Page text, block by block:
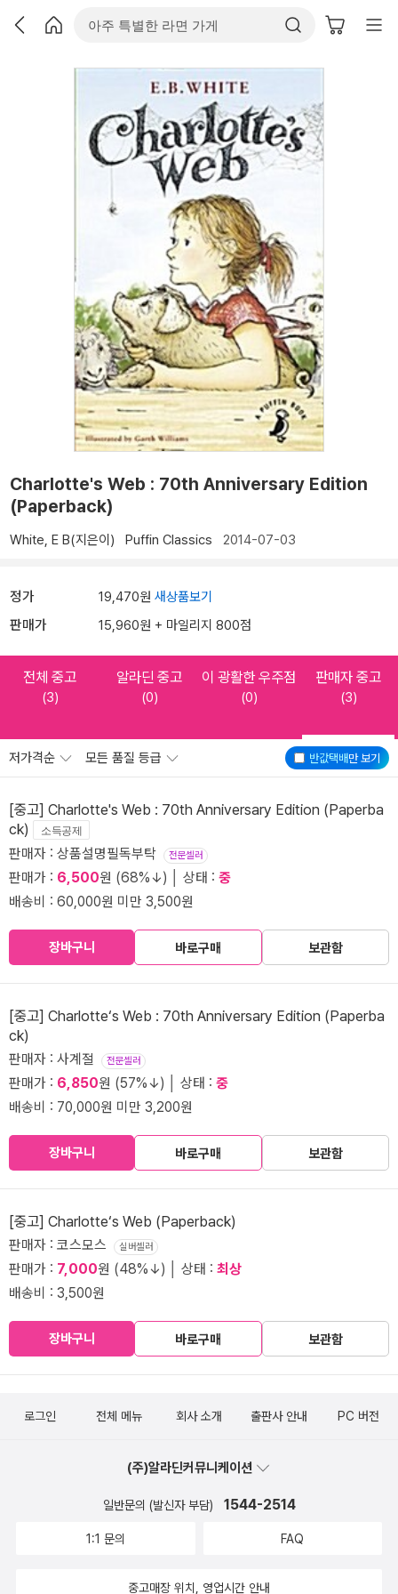
Charlotte's Web : 70th Anniversary Edition
(Paperback)
White, E B(지은이) Puffin Classics 2014-07-03
정가 19,470원 새상품보기
판매가 15,960원 + 마일리지 800점
전체 중고
(3)
알라딘 중고
(0)
이 광활한 우주점
(0)
판매자 중고
(3)
반값택배만 보기
저가격순 모든 품질 등급
[중고] Charlotte's Web : 70th Anniversary Edition (Paperba
ck)
소득공제
판매자 : 상품설명필독부탁 전문셀러
판매가 : 6,500원 (68%↓) │ 상태 : 중
배송비 : 60,000원 미만 3,500원
장바구니 바로구매 보관함
[중고] Charlotte‘s Web : 70th Anniversary Edition (Paperba
ck)
판매자 : 사계절 전문셀러
판매가 : 6,850원 (57%↓) │ 상태 : 중
배송비 : 70,000원 미만 3,200원
장바구니 바로구매 보관함
[중고] Charlotte‘s Web (Paperback)
판매자 : 코스모스 실버셀러
판매가 : 7,000원 (48%↓) │ 상태 : 최상
배송비 : 3,500원
장바구니 바로구매 보관함
로그인 전체 메뉴 회사 소개 출판사 안내 PC 버전
(주)알라딘커뮤니케이션
일반문의 (발신자 부담) 1544-2514
1:1 문의 FAQ
중고매장 위치, 영업시간 안내